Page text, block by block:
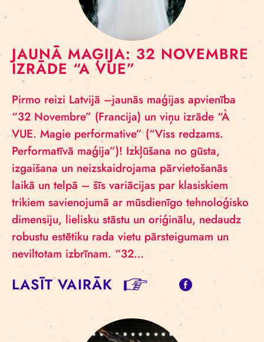
JAUNĀ MAĢIJA: 32 NOVEMBRE
IZRĀDE “A VUE”
Pirmo reizi Latvijā –jaunās maģijas apvienība
“32 Novembre” (Francija) un viņu izrāde “À
VUE. Magie performative” (“Viss redzams.
Performatīvā maģija”)! Izkļūšana no gūsta,
izgaišana un neizskaidrojama pārvietošanās
laikā un telpā – šīs variācijas par klasiskiem
trikiem savienojumā ar mūsdienīgo tehnoloģisko
dimensiju, lielisku stāstu un oriģinālu, nedaudz
robustu estētiku rada vietu pārsteigumam un
neviltotam izbrīnam. “32…
LASĪT VAIRĀK